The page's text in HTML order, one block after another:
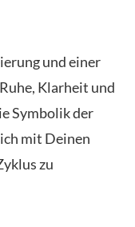
und einer
Klarheit und
Symbolik der
mit Deinen
zu